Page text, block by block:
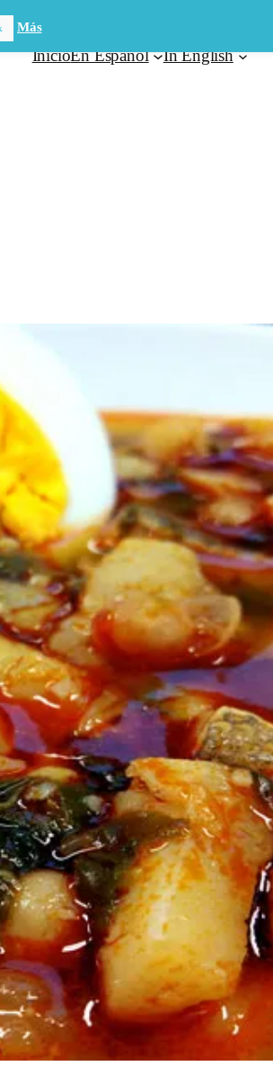
InicioEn Español In English
Más